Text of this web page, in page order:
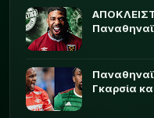
Γκαρσία